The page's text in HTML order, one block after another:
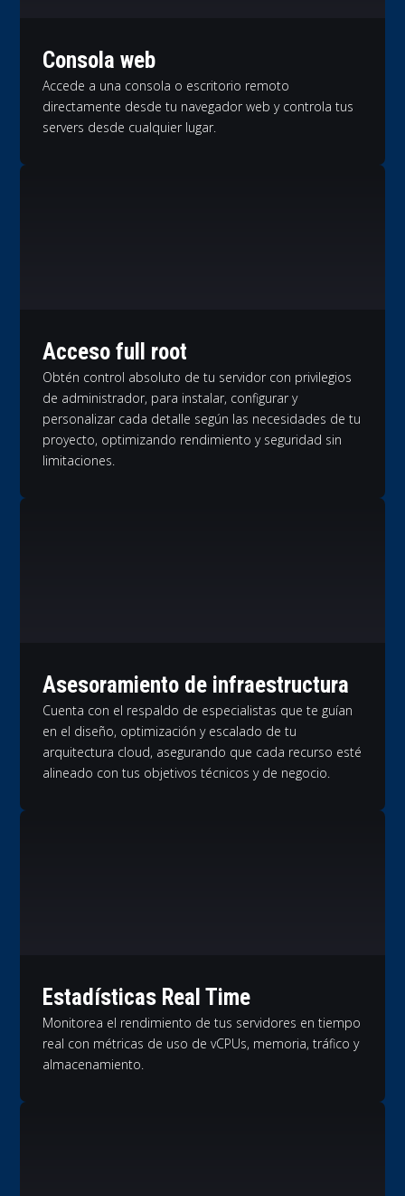
Consola web
Accede a una consola o escritorio remoto
directamente desde tu navegador web y controla tus
servers desde cualquier lugar.
Acceso full root
Obtén control absoluto de tu servidor con privilegios
de administrador, para instalar, configurar y
personalizar cada detalle según las necesidades de tu
proyecto, optimizando rendimiento y seguridad sin
limitaciones.
Asesoramiento de infraestructura
Cuenta con el respaldo de especialistas que te guían
en el diseño, optimización y escalado de tu
arquitectura cloud, asegurando que cada recurso esté
alineado con tus objetivos técnicos y de negocio.
Estadísticas Real Time
Monitorea el rendimiento de tus servidores en tiempo
real con métricas de uso de vCPUs, memoria, tráfico y
almacenamiento.